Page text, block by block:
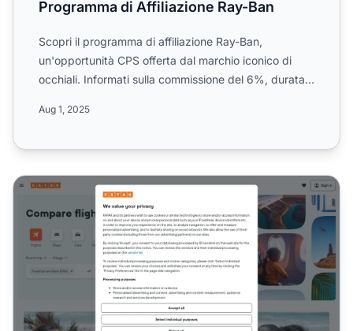
Programma di Affiliazione Ray-Ban
Scopri il programma di affiliazione Ray-Ban,
un'opportunità CPS offerta dal marchio iconico di
occhiali. Informati sulla commissione del 6%, durata
Aug 1, 2025
Programma di affiliazione Kayak